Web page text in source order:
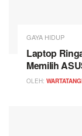
GAYA HIDUP
Laptop
Memilih
OLEH: